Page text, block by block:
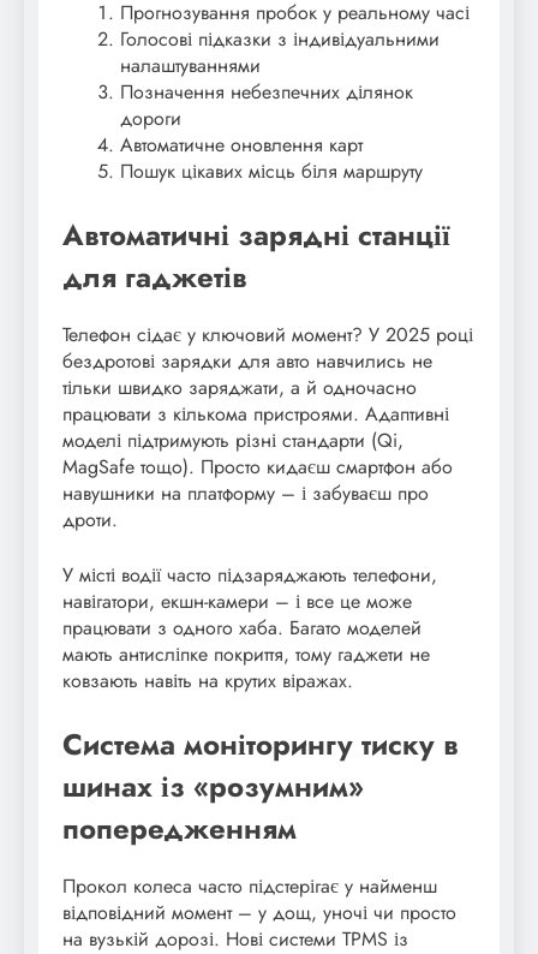
Прогнозування пробок у реальному часі
Голосові підказки з індивідуальними
налаштуваннями
Позначення небезпечних ділянок
дороги
Автоматичне оновлення карт
Пошук цікавих місць біля маршруту
Автоматичні зарядні станції
для гаджетів
Телефон сідає у ключовий момент? У 2025 році
бездротові зарядки для авто навчились не
тільки швидко заряджати, а й одночасно
працювати з кількома пристроями. Адаптивні
моделі підтримують різні стандарти (Qi,
MagSafe тощо). Просто кидаєш смартфон або
навушники на платформу – і забуваєш про
дроти.
У місті водії часто підзаряджають телефони,
навігатори, екшн-камери – і все це може
працювати з одного хаба. Багато моделей
мають антисліпке покриття, тому гаджети не
ковзають навіть на крутих віражах.
Система моніторингу тиску в
шинах із «розумним»
попередженням
Прокол колеса часто підстерігає у найменш
відповідний момент – у дощ, уночі чи просто
на вузькій дорозі. Нові системи TPMS із